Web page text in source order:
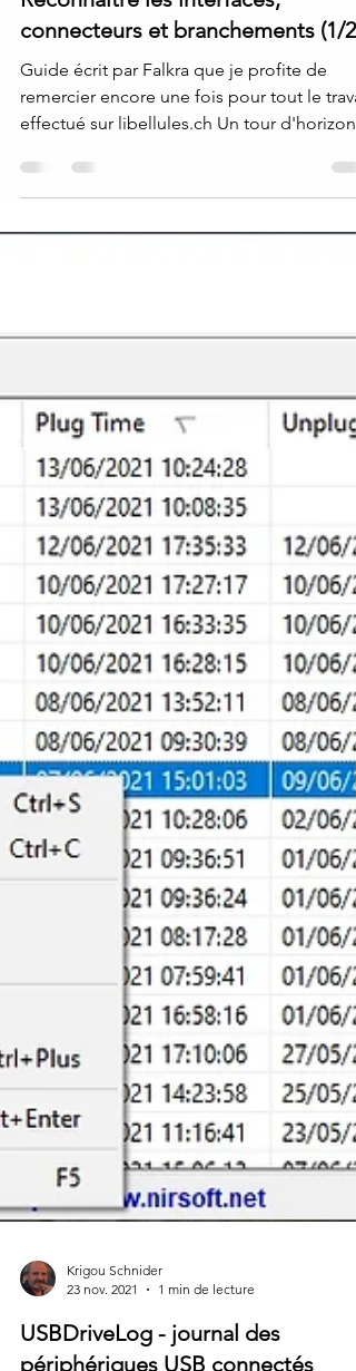
Reconnaître les interfaces,
connecteurs et branchements (1/2)
Guide écrit par Falkra que je profite de
remercier encore une fois pour tout le
effectué sur libellules.ch Un tour
Krigou Schnider
23 nov. 2021
1 min de lecture